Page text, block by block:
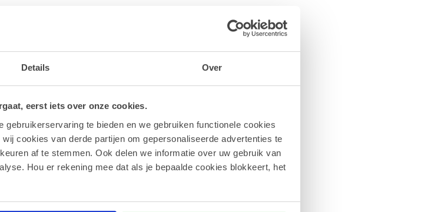
Details Over
eerst iets over onze cookies.
te bieden en we gebruiken functionele cookies
cookies van derde partijen om gepersonaliseerde advertenties te
af te stemmen. Ook delen we informatie over uw gebruik van
Hou er rekening mee dat als je bepaalde cookies blokkeert, het
bekende